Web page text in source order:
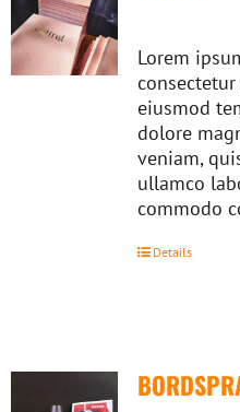
Lorem
eiusmod
dolore
veniam,
ullamco
commodo
Details